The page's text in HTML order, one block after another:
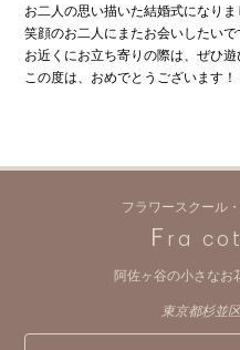
お二人の思い描いた結婚式になり
笑顔のお二人にまたお会いしたいで
お近くにお立ち寄りの際は、ぜひ遊
この度は、おめでとうございます！
フラワースクール
F ra
阿佐ヶ谷の小さなお
東京都杉並